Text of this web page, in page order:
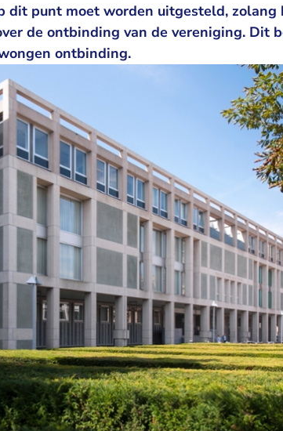
dit punt moet worden uitgesteld,
de ontbinding van de vereniging. Dit
ontbinding.